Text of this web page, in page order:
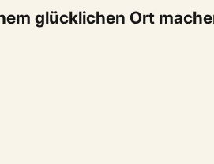
glücklichen Ort